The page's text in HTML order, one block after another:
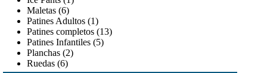
Maletas (6)
Patines Adultos (1)
Patines completos (13)
Patines Infantiles (5)
Planchas (2)
Ruedas (6)